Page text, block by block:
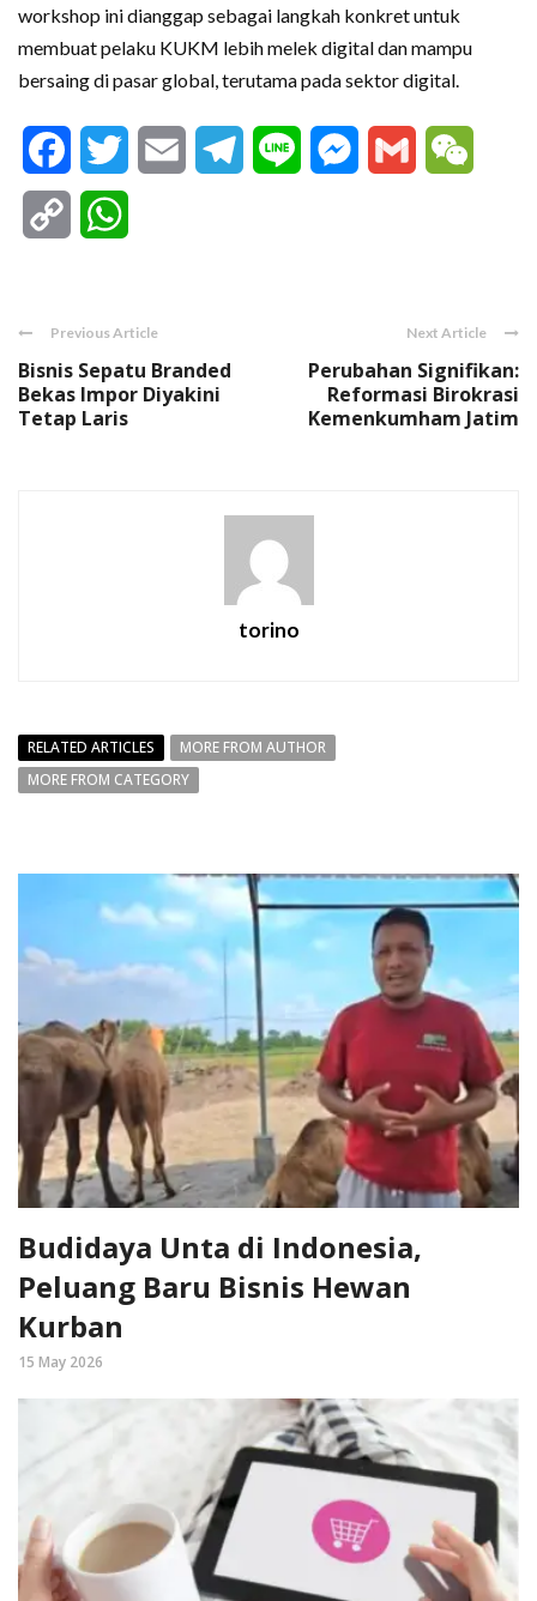
workshop ini dianggap sebagai langkah konkret untuk
membuat pelaku KUKM lebih melek digital dan mampu
bersaing di pasar global, terutama pada sektor digital.
FacebookTwitter Email Telegram
Line Messenger
Gmail
Copy
Previous Article
Bisnis Sepatu Branded
Bekas Impor Diyakini
Tetap Laris
Next Article
Perubahan Signifikan:
Reformasi Birokrasi
Kemenkumham Jatim
torino
RELATED ARTICLES
MORE FROM AUTHOR
MORE FROM CATEGORY
Budidaya Unta di Indonesia,
Peluang Baru Bisnis Hewan
Kurban
15 May 2026